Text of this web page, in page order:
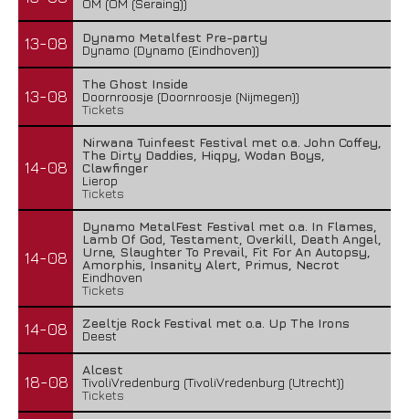
OM (OM (Seraing))
13-08
Dynamo Metalfest Pre-party
Dynamo (Dynamo (Eindhoven))
13-08
The Ghost Inside
Doornroosje (Doornroosje (Nijmegen))
Tickets
14-08
Nirwana Tuinfeest Festival met o.a. John Coffey,
The Dirty Daddies, Hiqpy, Wodan Boys,
Clawfinger
Lierop
Tickets
14-08
Dynamo MetalFest Festival met o.a. In Flames,
Lamb Of God, Testament, Overkill, Death Angel,
Urne, Slaughter To Prevail, Fit For An Autopsy,
Amorphis, Insanity Alert, Primus, Necrot
Eindhoven
Tickets
14-08
Zeeltje Rock Festival met o.a. Up The Irons
Deest
18-08
Alcest
TivoliVredenburg (TivoliVredenburg (Utrecht))
Tickets